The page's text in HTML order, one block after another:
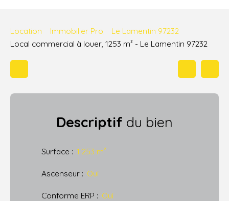
Location Immobilier Pro
Le Lamentin 97232
Local commercial à louer, 1253 m² - Le Lamentin 97232
Descriptif du bien
Surface : 1 253 m²
Ascenseur : Oui
Conforme ERP : Oui